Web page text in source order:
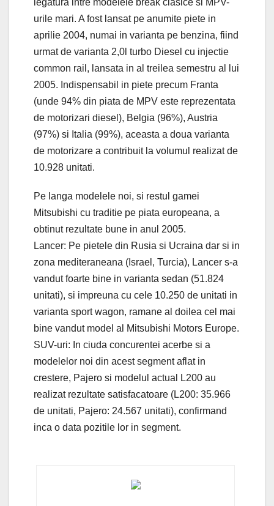
legatura intre modelele break clasice si MPV-
urile mari. A fost lansat pe anumite piete in
aprilie 2004, numai in varianta pe benzina, fiind
urmat de varianta 2,0l turbo Diesel cu injectie
common rail, lansata in al treilea semestru al lui
2005. Indispensabil in piete precum Franta
(unde 94% din piata de MPV este reprezentata
de motorizari diesel), Belgia (96%), Austria
(97%) si Italia (99%), aceasta a doua varianta
de motorizare a contribuit la volumul realizat de
10.928 unitati.
Pe langa modelele noi, si restul gamei
Mitsubishi cu traditie pe piata europeana, a
obtinut rezultate bune in anul 2005.
Lancer: Pe pietele din Rusia si Ucraina dar si in
zona mediteraneana (Israel, Turcia), Lancer s-a
vandut foarte bine in varianta sedan (51.824
unitati), si impreuna cu cele 10.250 de unitati in
varianta sport wagon, ramane al doilea cel mai
bine vandut model al Mitsubishi Motors Europe.
SUV-uri: In ciuda concurentei acerbe si a
modelelor noi din acest segment aflat in
crestere, Pajero si modelul actual L200 au
realizat rezultate satisfacatoare (L200: 35.966
de unitati, Pajero: 24.567 unitati), confirmand
inca o data pozitile lor in segment.